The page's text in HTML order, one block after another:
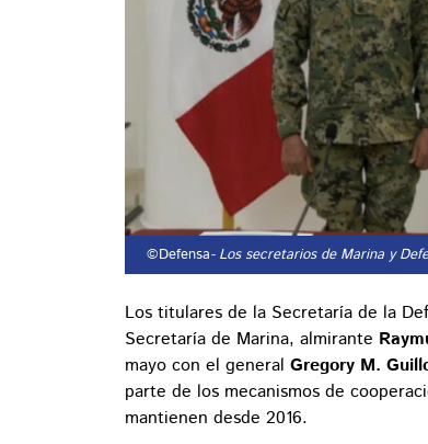
©Defensa- Los secretarios de Marina y
Los titulares de la Secretaría de la
Secretaría de Marina, almirante
mayo con el general Gregory M.
parte de los mecanismos de
mantienen desde 2016.